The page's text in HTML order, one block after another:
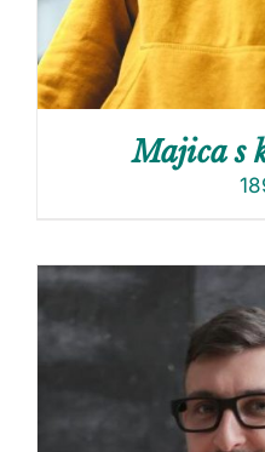
Majica s